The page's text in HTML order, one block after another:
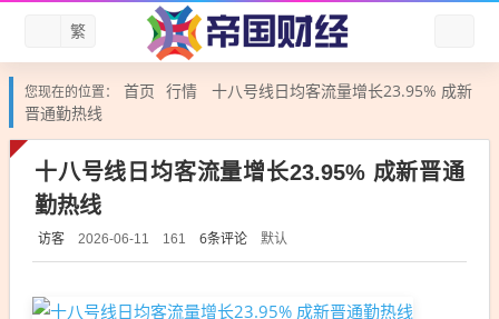
繁
您现在的位置： 首页 行情
十八号线日均客流量增长23.95% 成新
晋通勤热线
十八号线日均客流量增长23.95% 成新晋通
勤热线
访客 2026-06-11 161 6条评论 默认